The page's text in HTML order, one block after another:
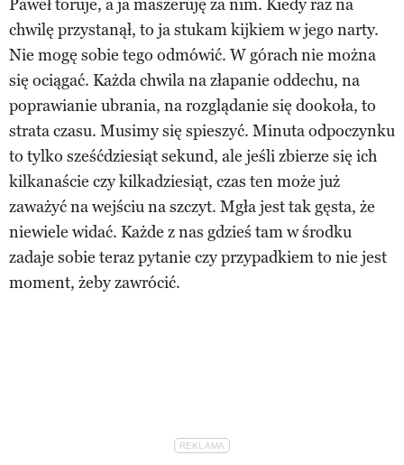
Paweł toruje, a ja maszeruję za nim. Kiedy raz na
chwilę przystanął, to ja stukam kijkiem w jego narty.
Nie mogę sobie tego odmówić. W górach nie można
się ociągać. Każda chwila na złapanie oddechu, na
poprawianie ubrania, na rozglądanie się dookoła, to
strata czasu. Musimy się spieszyć. Minuta odpoczynku
to tylko sześćdziesiąt sekund, ale jeśli zbierze się ich
kilkanaście czy kilkadziesiąt, czas ten może już
zaważyć na wejściu na szczyt. Mgła jest tak gęsta, że
niewiele widać. Każde z nas gdzieś tam w środku
zadaje sobie teraz pytanie czy przypadkiem to nie jest
moment, żeby zawrócić.